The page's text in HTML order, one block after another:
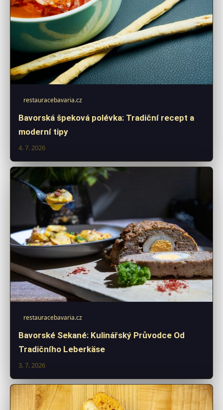
restauracebavaria.cz
Bavorská špeková polévka: Tradiční recept a
moderní tipy
4. 7. 2026
restauracebavaria.cz
Bavorské Sekané: Kulinářský Průvodce Od
Tradičního Leberkäse
3. 7. 2026